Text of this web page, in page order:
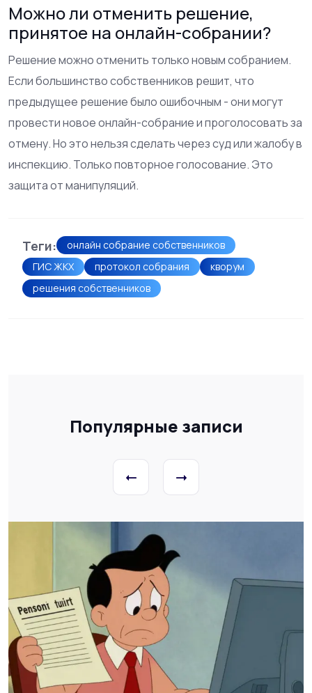
Можно ли отменить решение,
принятое на онлайн-собрании?
Решение можно отменить только новым собранием.
Если большинство собственников решит, что
предыдущее решение было ошибочным - они могут
провести новое онлайн-собрание и проголосовать за
отмену. Но это нельзя сделать через суд или жалобу в
инспекцию. Только повторное голосование. Это
защита от манипуляций.
Теги:
онлайн собрание собственников
ГИС ЖКХ
протокол собрания
кворум
решения собственников
Популярные записи